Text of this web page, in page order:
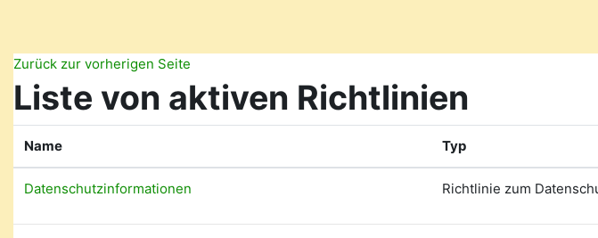
Zurück zur vorherigen Seite
Liste von aktiven Richtlinien
Name Typ
Datenschutzinformationen Richtlinie zum